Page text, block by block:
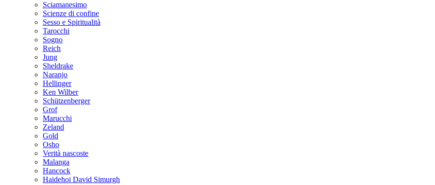
Sciamanesimo
Scienze di confine
Sesso e Spiritualità
Tarocchi
Sogno
Reich
Jung
Sheldrake
Naranjo
Hellinger
Ken Wilber
Schützenberger
Grof
Marucchi
Zeland
Gold
Osho
Verità nascoste
Malanga
Hancock
Haidehoi David Simurgh